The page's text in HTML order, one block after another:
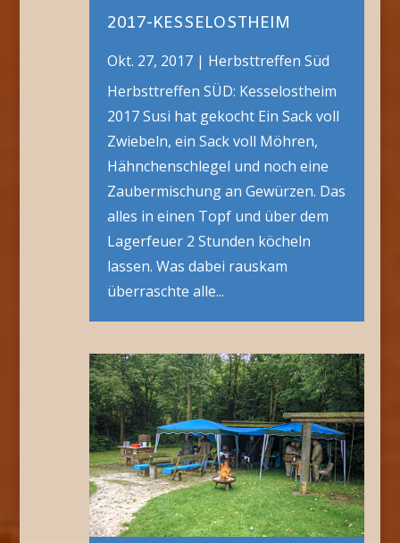
2017-KESSELOSTHEIM
Okt. 27, 2017| Herbsttreffen Süd
Herbsttreffen SÜD: Kesselostheim
2017 Susi hat gekocht Ein Sack voll
Zwiebeln, ein Sack voll Möhren,
Hähnchenschlegel und noch eine
Zaubermischung an Gewürzen. Das
alles in einen Topf und über dem
Lagerfeuer 2 Stunden köcheln
lassen. Was dabei rauskam
überraschte alle...